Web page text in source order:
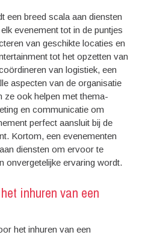
een breed scala aan diensten
evenement tot in de puntjes
van geschikte locaties en
tot het opzetten van
van logistiek, een
aspecten van de organisatie
ze ook helpen met thema-
en communicatie om
perfect aansluit bij de
Kortom, een evenementen
diensten om ervoor te
onvergetelijke ervaring wordt.
inhuren van een
het inhuren van een